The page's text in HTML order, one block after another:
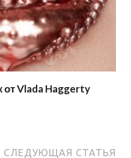
Vlada Haggerty
СЛЕДУЮЩАЯ СТАТЬЯ